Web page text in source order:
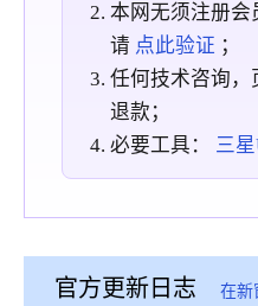
本网无须注册
请 点此验证 ；
任何技术咨询
退款；
必要工具： 三
官方更新日志 在新